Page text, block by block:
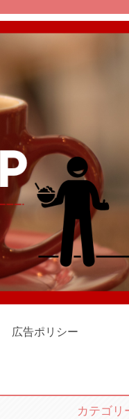
広告ポリシー
カテゴリ